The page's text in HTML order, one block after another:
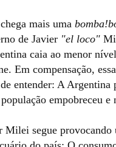
mais uma
de Javier "el loco"
caia ao menor nível
Em compensação,
entender: A Argentina
empobreceu e
segue provocando